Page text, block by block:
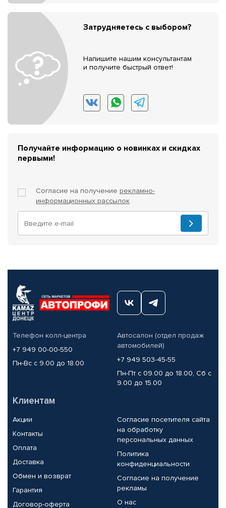
Затрудняетесь с выбором?
Напишите нашим консультантам
и получите быстрый ответ!
Получайте информацию о новинках и скидках
первыми!
Согласие на получение рекламно-
информационных рассылок
Телефон колл-центра
+7 949 00-00-550
Пн-Вс с 9.00 до 18.00
Автосалон (отдел продаж
автомобилей)
+7 949 503-45-55
Пн-Пт с 09.00 до 18.00, Сб с
9.00 до 15.00
Клиентам
Акции
Контакты
Оплата
Доставка
Обмен и возврат
Гарантия
Договор-оферта
Согласие посетителя сайта
на обработку
персональных данных
Политика
конфиденциальности
Согласие на получение
рекламы
О нас